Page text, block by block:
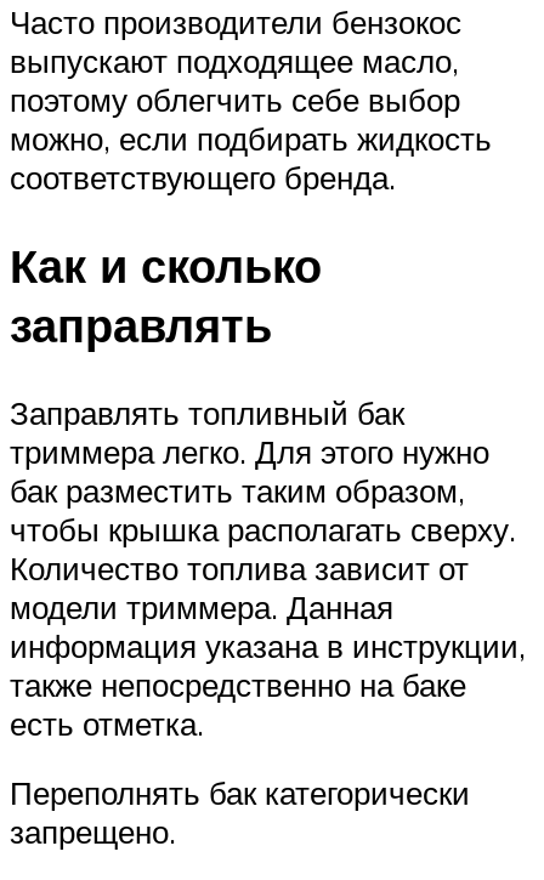
Часто производители бензокос
выпускают подходящее масло,
поэтому облегчить себе выбор
можно, если подбирать жидкость
соответствующего бренда.
Как и сколько
заправлять
Заправлять топливный бак
триммера легко. Для этого нужно
бак разместить таким образом,
чтобы крышка располагать сверху.
Количество топлива зависит от
модели триммера. Данная
информация указана в инструкции,
также непосредственно на баке
есть отметка.
Переполнять бак категорически
запрещено.